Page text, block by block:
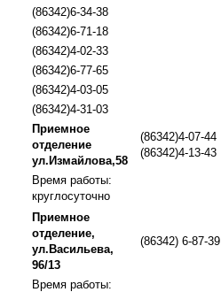
(86342)6-34-38
(86342)6-71-18
(86342)4-02-33
(86342)6-77-65
(86342)4-03-05
(86342)4-31-03
Приемное
отделение
ул.Измайлова,58
(86342)4-07-44
(86342)4-13-43
Время работы:
круглосуточно
Приемное
отделение,
ул.Васильева,
96/13
(86342) 6-87-39
Время работы: